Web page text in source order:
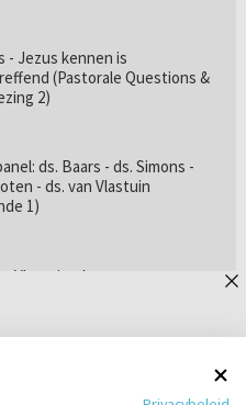
- Jezus kennen is
(Pastorale Questions &
2)
ds. Baars - ds. Simons -
- ds. van Vlastuin
1)
Vlastuin - Is